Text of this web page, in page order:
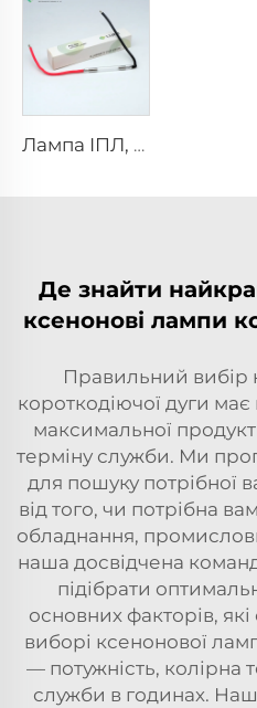
Лампа ІПЛ, модель 9-45-100 Wire
Де знайти
ксенонові лампи
Правильний вибір
короткодіючої дуги
максимальної
терміну служби. Ми
для пошуку потрібної
від того, чи потрібна
обладнання,
наша досвідчена
підібрати
основних факторів,
виборі ксенонової
— потужність, колірна
служби в годинах.